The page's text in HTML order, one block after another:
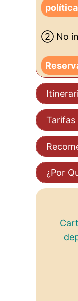
② No
Tarifas
¿Por